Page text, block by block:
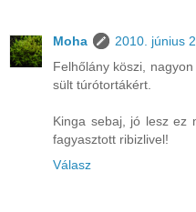
Moha
2010. június
Felhőlány köszi,
sült túrótortákért.
Kinga sebaj, jó lesz ez
fagyasztott ribizlivel!
Válasz